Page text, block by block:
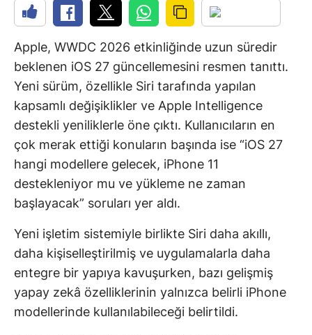
Apple, WWDC 2026 etkinliğinde uzun süredir
beklenen iOS 27 güncellemesini resmen tanıttı.
Yeni sürüm, özellikle Siri tarafında yapılan
kapsamlı değişiklikler ve Apple Intelligence
destekli yeniliklerle öne çıktı. Kullanıcıların en
çok merak ettiği konuların başında ise “iOS 27
hangi modellere gelecek, iPhone 11
destekleniyor mu ve yükleme ne zaman
başlayacak” soruları yer aldı.
Yeni işletim sistemiyle birlikte Siri daha akıllı,
daha kişiselleştirilmiş ve uygulamalarla daha
entegre bir yapıya kavuşurken, bazı gelişmiş
yapay zekâ özelliklerinin yalnızca belirli iPhone
modellerinde kullanılabileceği belirtildi.